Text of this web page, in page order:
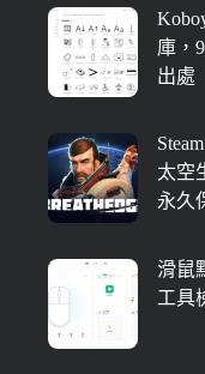
庫，
出處
太空
永久
滑鼠
工具